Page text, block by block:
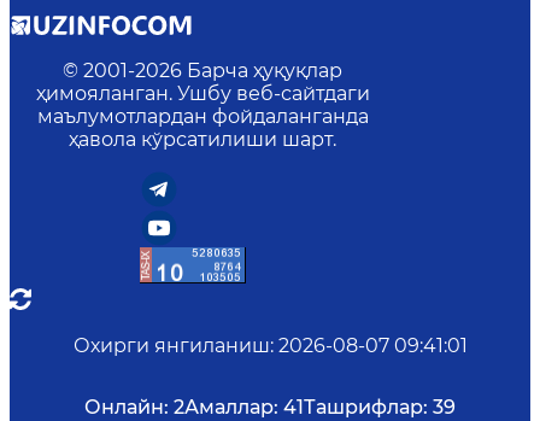
© 2001-2026 Барча ҳуқуқлар
ҳимояланган. Ушбу веб-сайтдаги
маълумотлардан фойдаланганда
ҳавола кўрсатилиши шарт.
Охирги янгиланиш: 2026-08-07 09:41:01
Онлайн: 2Амаллар: 41Ташрифлар: 39